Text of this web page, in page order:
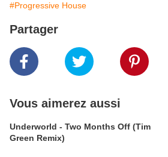
#Progressive House
Partager
Vous aimerez aussi
Underworld - Two Months Off (Tim
Green Remix)